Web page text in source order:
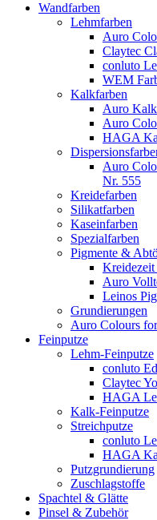
Wandfarben
Lehmfarben
Auro
Claytec
conluto
WEM
Kalkfarben
Auro
Auro
HAGA
Auro
Nr. 555
Kreidefarben
Silikatfarben
Kaseinfarben
Spezialfarben
Pigmente &
Kreidezeit
Auro
Leinos
Grundierungen
Auro Colours
Feinputze
Lehm-Feinputze
conluto
Claytec
HAGA
Kalk-Feinputze
Streichputze
conluto
HAGA
Putzgrundierung
Zuschlagstoffe
Spachtel & Glätte
Pinsel & Zubehör